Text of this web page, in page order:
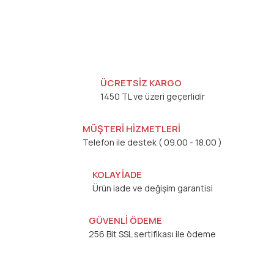
ÜCRETSİZ KARGO
1450 TL ve üzeri geçerlidir
MÜŞTERİ HİZMETLERİ
Telefon ile destek ( 09.00 - 18.00 )
KOLAY İADE
Ürün iade ve değişim garantisi
GÜVENLİ ÖDEME
256 Bit SSL sertifikası ile ödeme